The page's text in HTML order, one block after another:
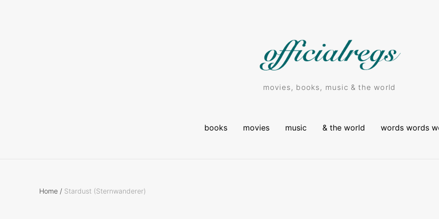
movies, books, music & the world
books movies music & the world words words
Home / Stardust (Sternwanderer)